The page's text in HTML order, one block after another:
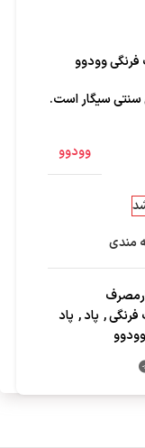
وودوو
مندی
فرنگی, پاد, پاد
وودوو